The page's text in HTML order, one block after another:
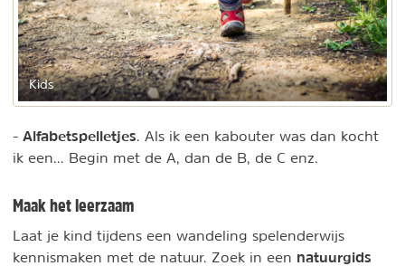
Kids
- Alfabetspelletjes . Als ik een kabouter was dan kocht
ik een... Begin met de A, dan de B, de C enz.
Maak het leerzaam
Laat je kind tijdens een wandeling spelenderwijs
kennismaken met de natuur. Zoek in een natuurgids